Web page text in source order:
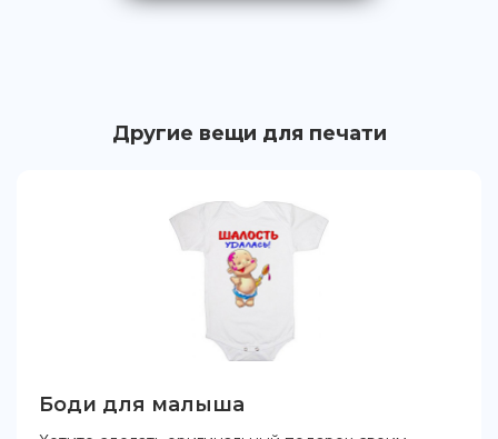
Другие вещи для печати
Боди для малыша